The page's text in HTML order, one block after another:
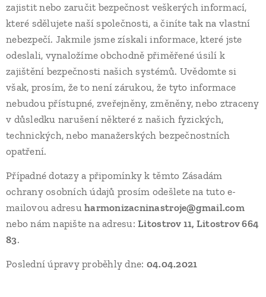
zajistit nebo zaručit bezpečnost veškerých informací,
které sdělujete naší společnosti, a činíte tak na vlastní
nebezpečí. Jakmile jsme získali informace, které jste
odeslali, vynaložíme obchodně přiměřené úsilí k
zajištění bezpečnosti našich systémů. Uvědomte si
však, prosím, že to není zárukou, že tyto informace
nebudou přístupné, zveřejněny, změněny, nebo ztraceny
v důsledku narušení některé z našich fyzických,
technických, nebo manažerských bezpečnostních
opatření.
Případné dotazy a připomínky k těmto Zásadám
ochrany osobních údajů prosím odešlete na tuto e-
mailovou adresuharmonizacninastroje@gmail.com
nebo nám napište na adresu:Litostrov 11, Litostrov 664
83.
Poslední úpravy proběhly dne: 04.04.2021